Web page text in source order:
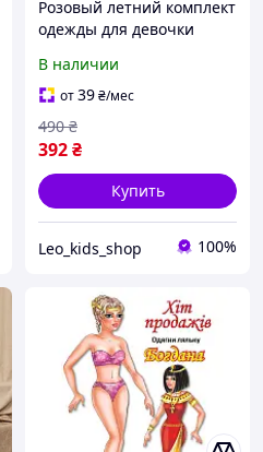
Розовый летний комплект
одежды для девочки
В наличии
от39₴/мес
392₴
490 ₴
Купить
Leo_kids_shop 100%